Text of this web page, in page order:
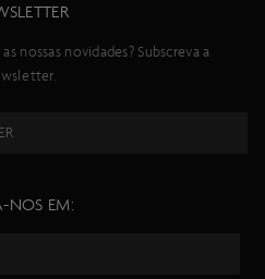
nossas novidades? Subscreva a
NOS EM: